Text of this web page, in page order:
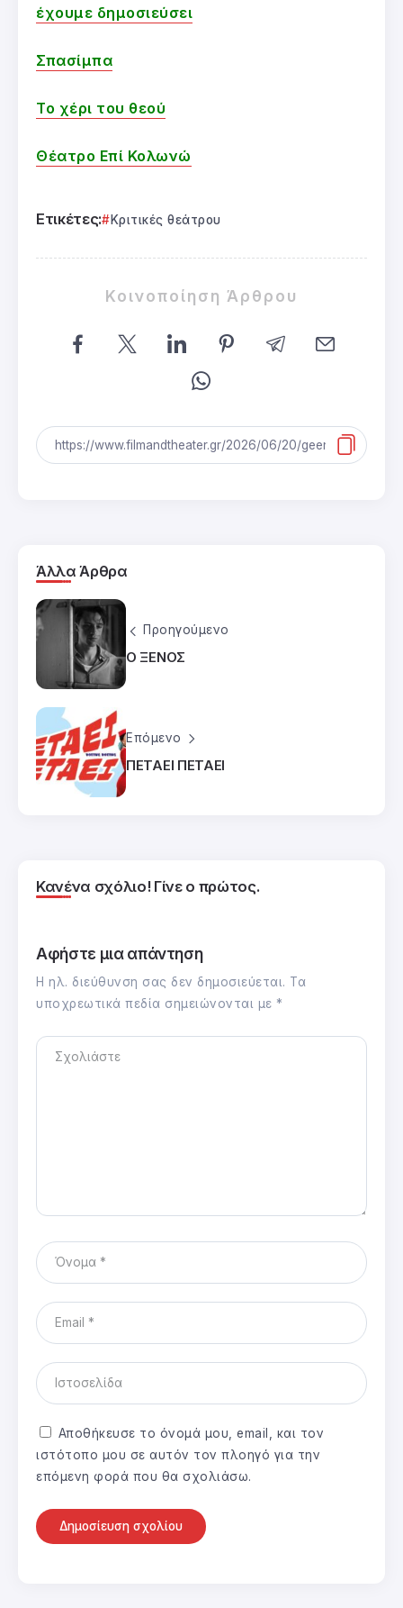
έχουμε δημοσιεύσει
Σπασίμπα
Το χέρι του θεού
Θέατρο Επί Κολωνώ
Ετικέτες: Κριτικές θεάτρου
Κοινοποίηση Άρθρου
Άλλα Άρθρα
Προηγούμενο
Ο ΞΕΝΟΣ
Επόμενο
ΠΕΤΑΕΙ ΠΕΤΑΕΙ
Κανένα σχόλιο! Γίνε ο πρώτος.
Αφήστε μια απάντηση
Η ηλ. διεύθυνση σας δεν δημοσιεύεται. Τα
υποχρεωτικά πεδία σημειώνονται με *
Αποθήκευσε το όνομά μου, email, και τον
ιστότοπο μου σε αυτόν τον πλοηγό για την
επόμενη φορά που θα σχολιάσω.